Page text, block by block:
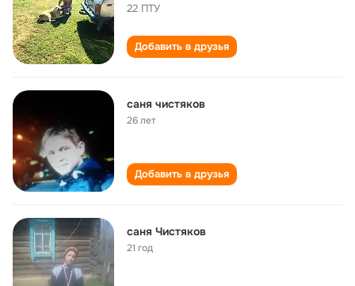
22 ПТУ
Добавить в друзья
саня чистяков
26 лет
Добавить в друзья
саня Чистяков
21 год